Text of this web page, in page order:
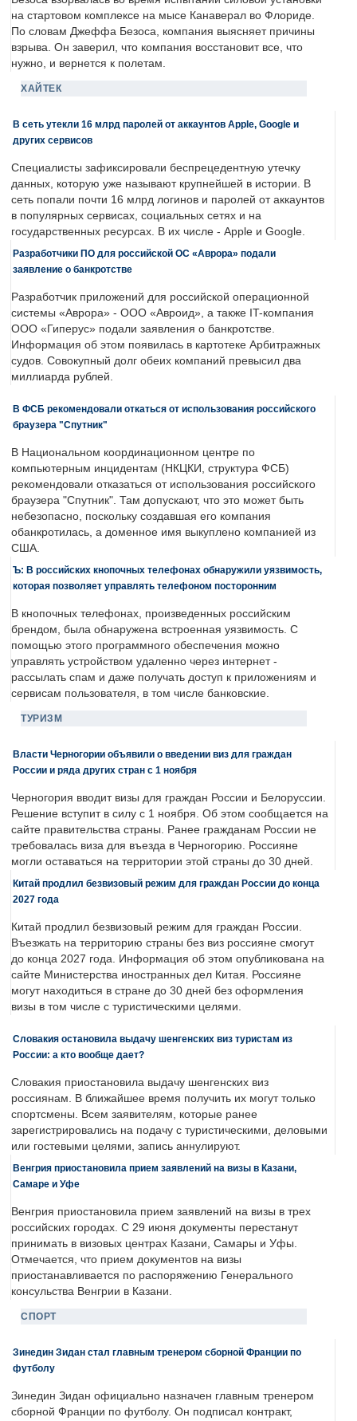
на стартовом комплексе на мысе Канаверал во Флориде.
По словам Джеффа Безоса, компания выясняет причины
взрыва. Он заверил, что компания восстановит все, что
нужно, и вернется к полетам.
ХАЙТЕК
В сеть утекли 16 млрд паролей от аккаунтов Apple, Google и
других сервисов
Специалисты зафиксировали беспрецедентную утечку
данных, которую уже называют крупнейшей в истории. В
сеть попали почти 16 млрд логинов и паролей от аккаунтов
в популярных сервисах, социальных сетях и на
государственных ресурсах. В их числе - Apple и Google.
Разработчики ПО для российской ОС «Аврора» подали
заявление о банкротстве
Разработчик приложений для российской операционной
системы «Аврора» - ООО «Авроид», а также IT-компания
ООО «Гиперус» подали заявления о банкротстве.
Информация об этом появилась в картотеке Арбитражных
судов. Совокупный долг обеих компаний превысил два
миллиарда рублей.
В ФСБ рекомендовали откаться от использования российского
браузера "Спутник"
В Национальном координационном центре по
компьютерным инцидентам (НКЦКИ, структура ФСБ)
рекомендовали отказаться от использования российского
браузера "Спутник". Там допускают, что это может быть
небезопасно, поскольку создавшая его компания
обанкротилась, а доменное имя выкуплено компанией из
США.
Ъ: В российских кнопочных телефонах обнаружили уязвимость,
которая позволяет управлять телефоном посторонним
В кнопочных телефонах, произведенных российским
брендом, была обнаружена встроенная уязвимость. С
помощью этого программного обеспечения можно
управлять устройством удаленно через интернет -
рассылать спам и даже получать доступ к приложениям и
сервисам пользователя, в том числе банковские.
ТУРИЗМ
Власти Черногории объявили о введении виз для граждан
России и ряда других стран с 1 ноября
Черногория вводит визы для граждан России и Белоруссии.
Решение вступит в силу с 1 ноября. Об этом сообщается на
сайте правительства страны. Ранее гражданам России не
требовалась виза для въезда в Черногорию. Россияне
могли оставаться на территории этой страны до 30 дней.
Китай продлил безвизовый режим для граждан России до конца
2027 года
Китай продлил безвизовый режим для граждан России.
Въезжать на территорию страны без виз россияне смогут
до конца 2027 года. Информация об этом опубликована на
сайте Министерства иностранных дел Китая. Россияне
могут находиться в стране до 30 дней без оформления
визы в том числе с туристическими целями.
Словакия остановила выдачу шенгенских виз туристам из
России: а кто вообще дает?
Словакия приостановила выдачу шенгенских виз
россиянам. В ближайшее время получить их могут только
спортсмены. Всем заявителям, которые ранее
зарегистрировались на подачу с туристическими, деловыми
или гостевыми целями, запись аннулируют.
Венгрия приостановила прием заявлений на визы в Казани,
Самаре и Уфе
Венгрия приостановила прием заявлений на визы в трех
российских городах. С 29 июня документы перестанут
принимать в визовых центрах Казани, Самары и Уфы.
Отмечается, что прием документов на визы
приостанавливается по распоряжению Генерального
консульства Венгрии в Казани.
СПОРТ
Зинедин Зидан стал главным тренером сборной Франции по
футболу
Зинедин Зидан официально назначен главным тренером
сборной Франции по футболу. Он подписал контракт,